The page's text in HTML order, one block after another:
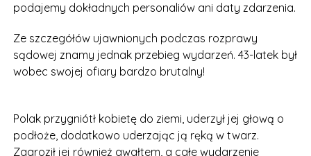
podajemy dokładnych personaliów ani daty zdarzenia.
Ze szczegółów ujawnionych podczas rozprawy
sądowej znamy jednak przebieg wydarzeń. 43-latek był
wobec swojej ofiary bardzo brutalny!
Polak przygniótł kobietę do ziemi, uderzył jej głową o
podłoże, dodatkowo uderzając ją ręką w twarz.
Zagroził jej również gwałtem, a całe wydarzenie